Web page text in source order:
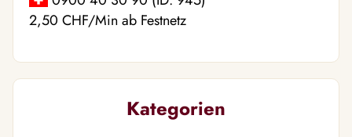
2,50 CHF/Min ab Festnetz
Kategorien